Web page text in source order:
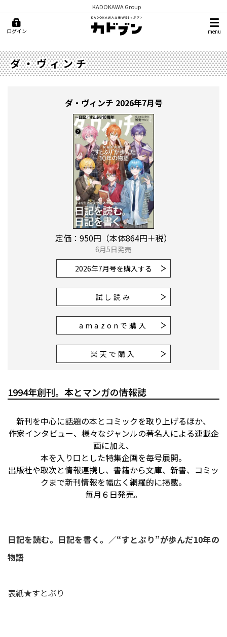
KADOKAWA Group
ログイン menu
ダ・ヴィンチ
ダ・ヴィンチ 2026年7月号
定価：950円（本体864円＋税）
6月5日発売
2026年7月号を購入する
試し読み
amazonで購入
楽天で購入
1994年創刊。本とマンガの情報誌
新刊を中心に話題の本とコミックを取り上げるほか、
作家インタビュー、様々なジャンルの著名人による連載企
画に加え、
本を入り口とした特集企画を毎号展開。
出版社や取次と情報連携し、書籍から文庫、新書、コミッ
クまで新刊情報を幅広く網羅的に掲載。
毎月６日発売。
日記を読む。日記を書く。／“すとぷり”が歩んだ10年の
物語
表紙★すとぷり